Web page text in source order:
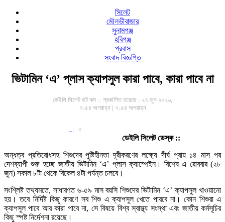
সিলেট
মৌলভীবাজার
সুনামগঞ্জ
হবিগঞ্জ
প্রবাস
সংবাদ বিজ্ঞপ্তি
ভিটামিন ‘এ’ প্লাস ক্যাপসুল কারা পাবে, কারা পাবে না
ডেইলি সিলেট ডট কম :: প্রকাশিত হয়েছে : ২৭ জুন ২০২৬,
৭:৫৪ অপরাহ্ন | ৭:৫৪ অপরাহ্ন
| ০
ডেইলি সিলেট ডেস্ক ::
অন্ধত্ব প্রতিরোধসহ শিশুদের পুষ্টিহীনতা দূরীকরণের লক্ষ্যে দীর্ঘ প্রায় ১৪ মাস পর
দেশব্যাপী শুরু হচ্ছে জাতীয় ভিটামিন ‘এ’ প্লাস ক্যাম্পেইন। বিশেষ এ রোববার (২৮
জুন) সকাল ৮টা থেকে বিকেল ৪টা পর্যন্ত চলবে।
সংশ্লিষ্ট তথ্যমতে, সাধারণত ৬-৫৯ মাস বয়সি শিশুদের ভিটামিন ‘এ’ ক্যাপসুল খাওয়ানো
হয়। তবে নির্দিষ্ট কিছু কারণে সব শিশু এ ক্যাপসুল খেতে পারবে না। কোন শিশুরা এ
ক্যাপসুল পাবে আর কারা পাবে না, সে বিষয়ে বিশ্ব স্বাস্থ্য সংস্থা এবং জাতীয় কর্মসূচির
কিছু স্পষ্ট নির্দেশনা রয়েছে।